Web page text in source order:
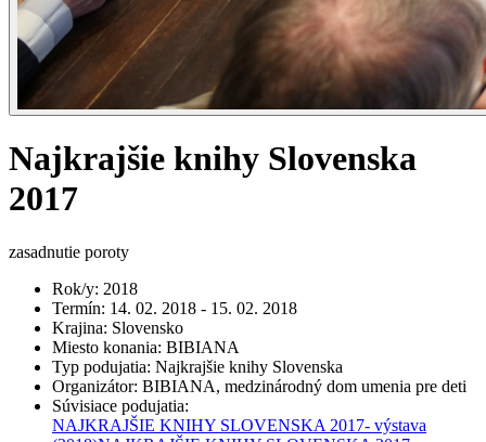
Najkrajšie knihy Slovenska
2017
zasadnutie poroty
Rok/y: 2018
Termín: 14. 02. 2018 - 15. 02. 2018
Krajina: Slovensko
Miesto konania: BIBIANA
Typ podujatia: Najkrajšie knihy Slovenska
Organizátor: BIBIANA, medzinárodný dom umenia pre deti
Súvisiace podujatia:
NAJKRAJŠIE KNIHY SLOVENSKA 2017- výstava